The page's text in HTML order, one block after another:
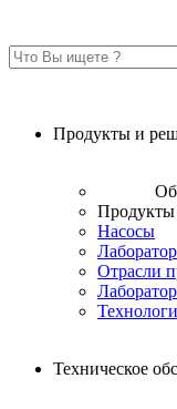
Продукты и
Насосы
Отрасли
Техническое